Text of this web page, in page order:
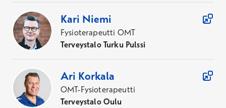
Kari Niemi
Fysioterapeutti OMT
Terveystalo Turku Pulssi
Ari Korkala
OMT-Fysioterapeutti
Terveystalo Oulu